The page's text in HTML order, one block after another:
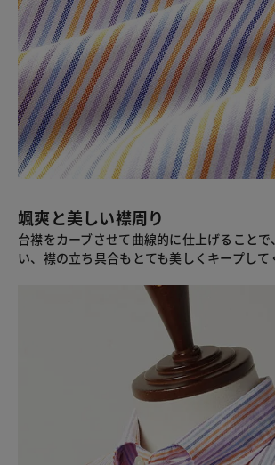
颯爽と美しい襟周り
台襟をカーブさせて曲線的に仕上げること
い、襟の立ち具合もとても美しくキープして